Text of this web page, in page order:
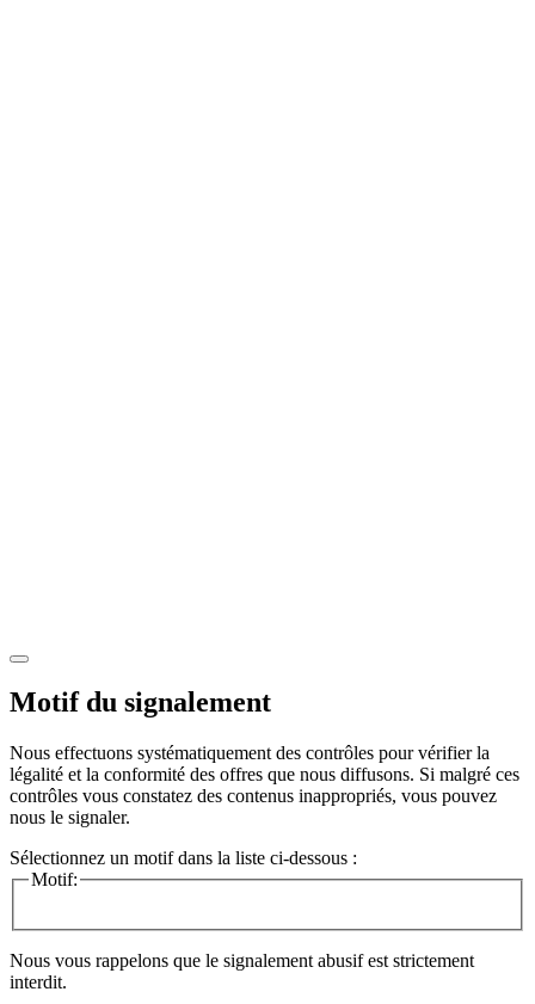
Motif du signalement
Nous effectuons systématiquement des contrôles pour vérifier la
légalité et la conformité des offres que nous diffusons. Si malgré ces
contrôles vous constatez des contenus inappropriés, vous pouvez
nous le signaler.
Sélectionnez un motif dans la liste ci-dessous :
Motif:
Nous vous rappelons que le signalement abusif est strictement
interdit.